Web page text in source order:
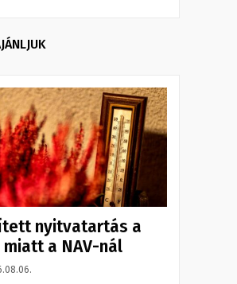
nyitvatartás a
miatt a NAV-nál